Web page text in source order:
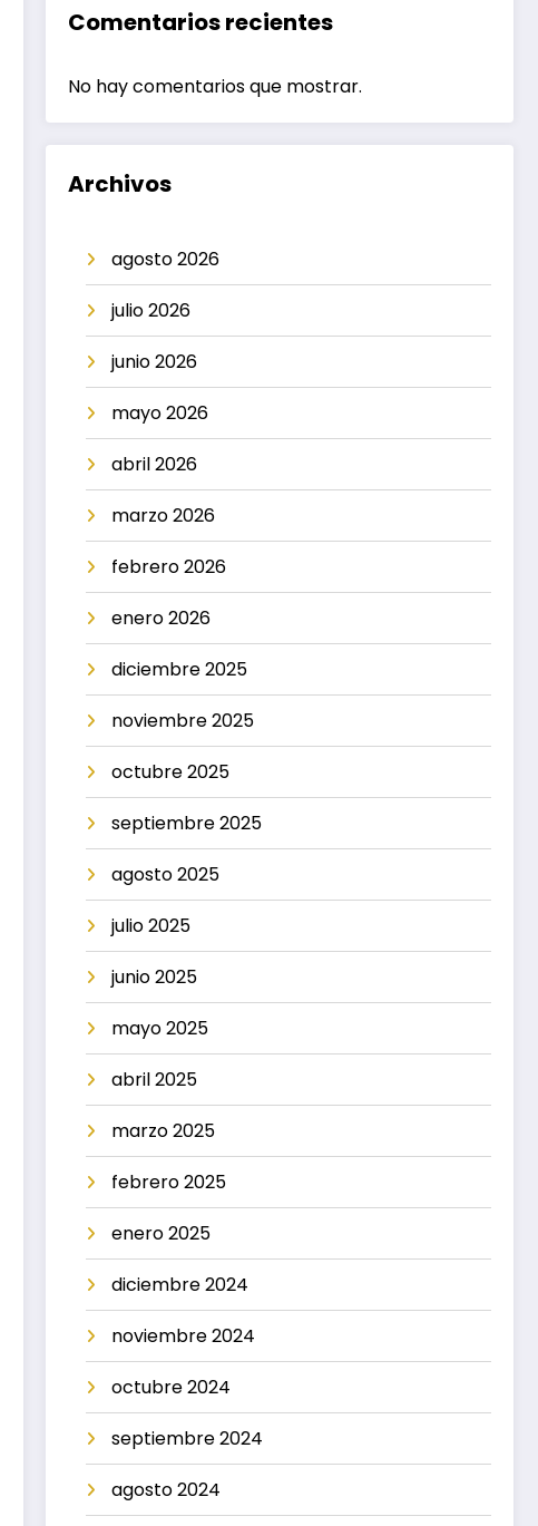
Comentarios recientes
No hay comentarios que mostrar.
Archivos
agosto 2026
julio 2026
junio 2026
mayo 2026
abril 2026
marzo 2026
febrero 2026
enero 2026
diciembre 2025
noviembre 2025
octubre 2025
septiembre 2025
agosto 2025
julio 2025
junio 2025
mayo 2025
abril 2025
marzo 2025
febrero 2025
enero 2025
diciembre 2024
noviembre 2024
octubre 2024
septiembre 2024
agosto 2024